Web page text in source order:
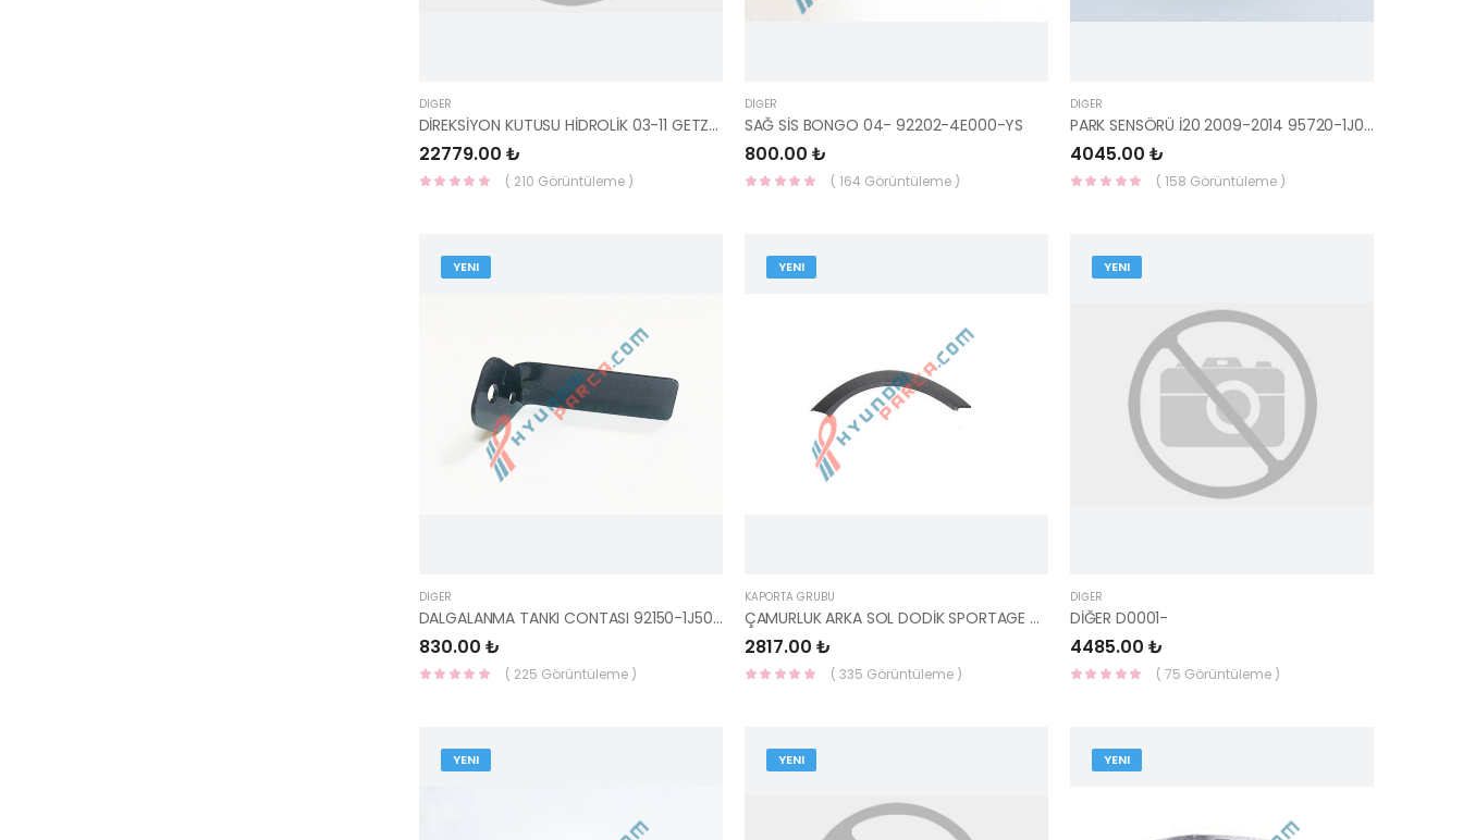
DIĞER
DİREKSİYON KUTUSU HİDROLİK 03-11 GETZ 57700-1C100-YS
22779.00 ₺
( 210 Görüntüleme )
DIĞER
SAĞ SİS BONGO 04- 92202-4E000-YS
800.00 ₺
( 164 Görüntüleme )
DIĞER
PARK SENSÖRÜ İ20 2009-2014 95720-1J001XEU-HMC
4045.00 ₺
( 158 Görüntüleme )
YENI
DIĞER
DALGALANMA TANKI CONTASI 92150-1J500-HMC
830.00 ₺
( 225 Görüntüleme )
YENI
KAPORTA GRUBU
ÇAMURLUK ARKA SOL DODİK SPORTAGE 87741-3U000 -HMC
2817.00 ₺
( 335 Görüntüleme )
YENI
DIĞER
DİĞER D0001-
4485.00 ₺
( 75 Görüntüleme )
YENI YENI YENI